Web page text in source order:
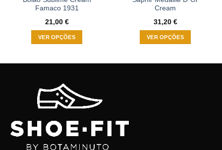
Famaco 1931
21,00 €
VER OPÇÕES
variants.
The
may
be
chosen
Cream
31,20 €
VER OPÇÕES